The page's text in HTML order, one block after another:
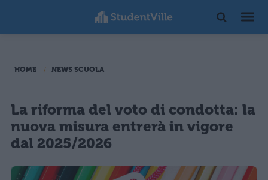
HOME NEWS SCUOLA
La riforma del voto di condotta: la
nuova misura entrerà in vigore
dal 2025/2026